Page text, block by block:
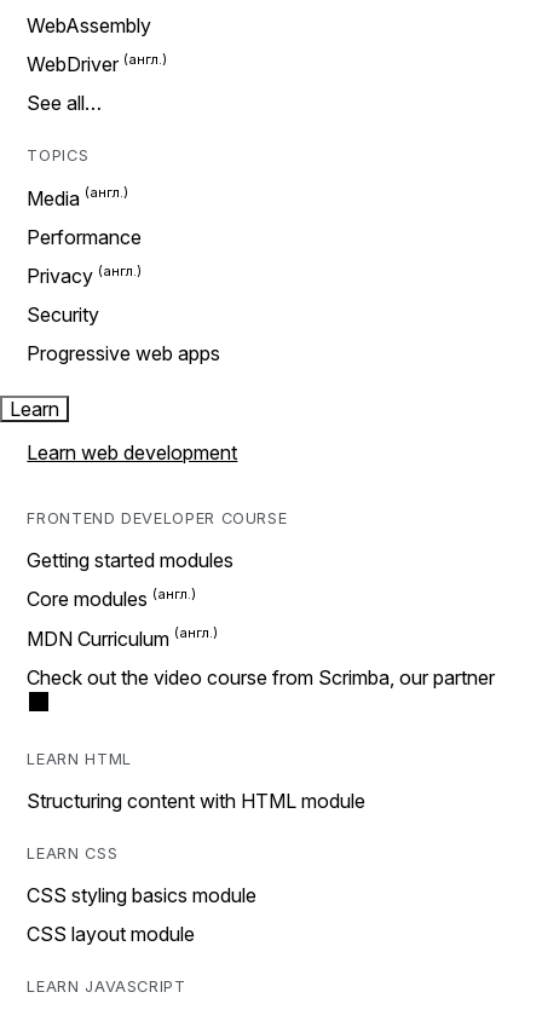
WebAssembly
WebDriver
See all…
TOPICS
Media
Performance
Privacy
Security
Progressive web apps
Learn
Learn web development
FRONTEND DEVELOPER COURSE
Getting started modules
Core modules
MDN Curriculum
Check out the video course from Scrimba, our partner
LEARN HTML
Structuring content with HTML module
LEARN CSS
CSS styling basics module
CSS layout module
LEARN JAVASCRIPT